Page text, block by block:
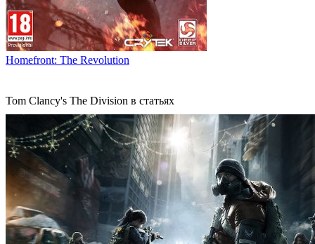
Homefront: The Revolution
Tom Clancy's The Division в статьях